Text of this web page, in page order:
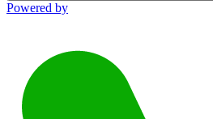
Powered by